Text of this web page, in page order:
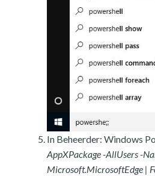
In Beheerder: Windows
AppXPackage -AllUsers -
Microsoft.MicrosoftEdge |